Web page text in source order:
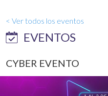
< Ver todos los eventos
EVENTOS
CYBER EVENTO